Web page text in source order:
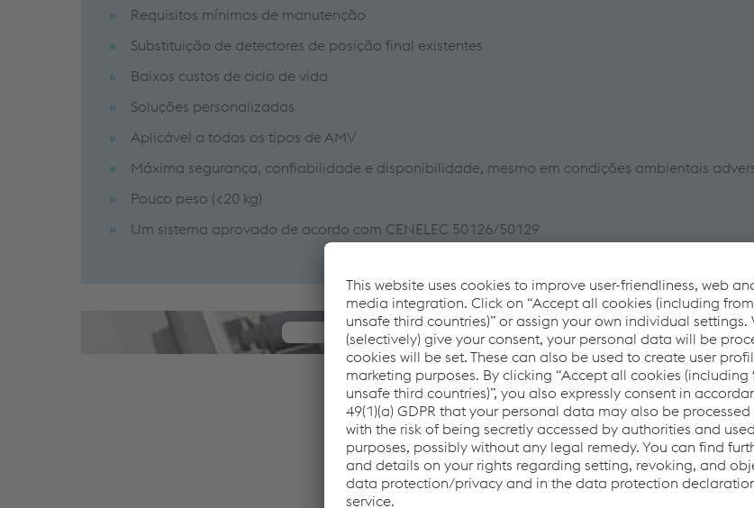
Requisitos mínimos de manutenção
Substituição de detectores de posição final existentes
Baixos custos de ciclo de vida
Soluções personalizadas
Aplicável a todos os tipos de AMV
Máxima segurança, confiabilidade e disponibilidade, mesmo em condições ambientais
Pouco peso (<20 kg)
Um sistema aprovado de acordo com CENELEC 50126/50129
We need your consent to load the YouTube
Video service!
We use a third party service to embed video content that may
collect data about your activity. Please review the details and
manage the cookie settings to watch this video.
Accept Cookies & continue